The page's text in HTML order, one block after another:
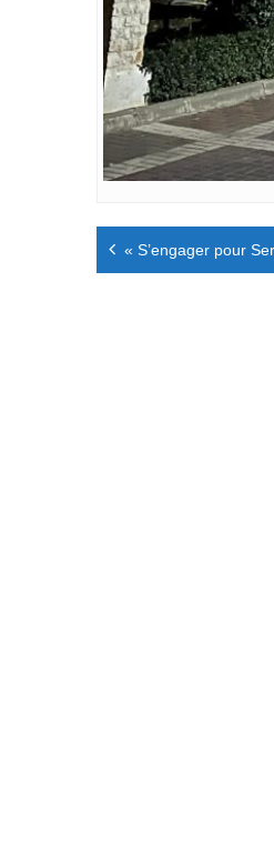
Navigation
de
« S’engager pour